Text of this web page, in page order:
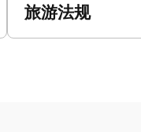
旅游法规